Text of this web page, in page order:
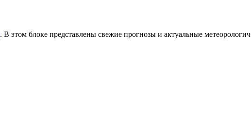
. В этом блоке представлены свежие прогнозы и актуальные